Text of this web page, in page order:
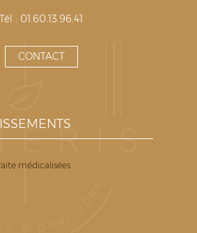
Tél : 01.60.13.96.41
CONTACT
médicalisées